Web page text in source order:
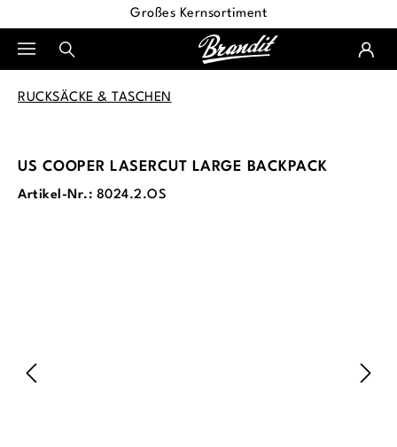
Großes Kernsortiment
RUCKSÄCKE & TASCHEN
US COOPER LASERCUT LARGE BACKPACK
Artikel-Nr.: 8024.2.OS